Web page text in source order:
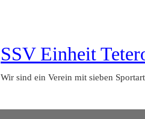
SSV Einheit
Wir sind ein Verein mit sieben